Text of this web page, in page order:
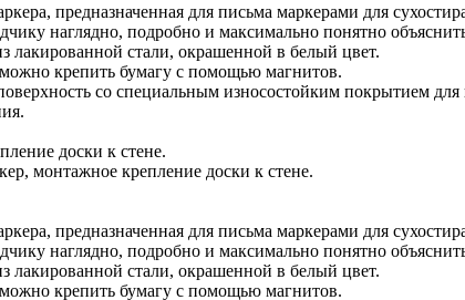
предназначенная для письма маркерами для
наглядно, подробно и максимально понятно
лакированной стали, окрашенной в белый цвет.
крепить бумагу с помощью магнитов.
со специальным износостойким покрытием
доски к стене.
монтажное крепление доски к стене.
предназначенная для письма маркерами для
наглядно, подробно и максимально понятно
лакированной стали, окрашенной в белый цвет.
крепить бумагу с помощью магнитов.